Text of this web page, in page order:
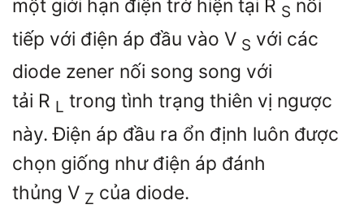
một giới hạn điện trở hiện tại R S nối
tiếp với điện áp đầu vào V S với các
diode zener nối song song với
tải R L trong tình trạng thiên vị ngược
này. Điện áp đầu ra ổn định luôn được
chọn giống như điện áp đánh
thủng V Z của diode.